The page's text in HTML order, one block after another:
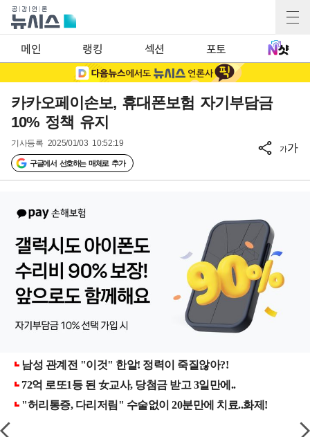
메인 랭킹 섹션 포토
카카오페이손보, 휴대폰보험 자기부담금
10% 정책 유지
기사등록 2025/01/03 10:52:19
구글에서 선호하는 매체로 추가
가가